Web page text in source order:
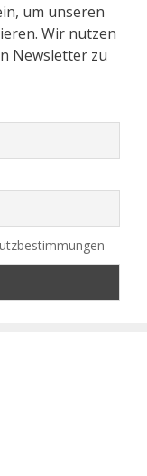
um unseren
Wir nutzen
Newsletter zu